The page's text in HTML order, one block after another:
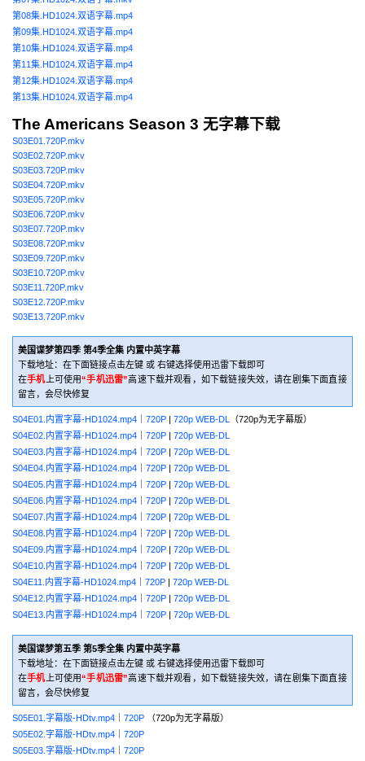
第08集.HD1024.双语字幕.mp4
第09集.HD1024.双语字幕.mp4
第10集.HD1024.双语字幕.mp4
第11集.HD1024.双语字幕.mp4
第12集.HD1024.双语字幕.mp4
第13集.HD1024.双语字幕.mp4
The Americans Season 3 无字幕下载
S03E01.720P.mkv
S03E02.720P.mkv
S03E03.720P.mkv
S03E04.720P.mkv
S03E05.720P.mkv
S03E06.720P.mkv
S03E07.720P.mkv
S03E08.720P.mkv
S03E09.720P.mkv
S03E10.720P.mkv
S03E11.720P.mkv
S03E12.720P.mkv
S03E13.720P.mkv
美国谍梦第四季 第4季全集 内置中英字幕
下载地址：在下面链接点击左键 或 右键选择使用迅雷下载即可
在手机上可使用“手机迅雷”高速下载并观看，如下载链接失效，请在剧集下面直接
留言，会尽快修复
S04E01.内置字幕-HD1024.mp4 720P | 720p WEB-DL
（720p为无字幕版）
S04E02.内置字幕-HD1024.mp4
720P | 720p WEB-DL
S04E03.内置字幕-HD1024.mp4
720P | 720p WEB-DL
S04E04.内置字幕-HD1024.mp4
720P | 720p WEB-DL
S04E05.内置字幕-HD1024.mp4
720P | 720p WEB-DL
S04E06.内置字幕-HD1024.mp4
720P | 720p WEB-DL
S04E07.内置字幕-HD1024.mp4
720P | 720p WEB-DL
S04E08.内置字幕-HD1024.mp4
720P | 720p WEB-DL
S04E09.内置字幕-HD1024.mp4
720P | 720p WEB-DL
S04E10.内置字幕-HD1024.mp4
720P | 720p WEB-DL
S04E11.内置字幕-HD1024.mp4
720P | 720p WEB-DL
S04E12.内置字幕-HD1024.mp4
720P | 720p WEB-DL
S04E13.内置字幕-HD1024.mp4
720P | 720p WEB-DL
美国谍梦第五季 第5季全集 内置中英字幕
下载地址：在下面链接点击左键 或 右键选择使用迅雷下载即可
在手机上可使用“手机迅雷”高速下载并观看，如下载链接失效，请在剧集下面直接
留言，会尽快修复
S05E01.字幕版-HDtv.mp4 720P
（720p为无字幕版）
S05E02.字幕版-HDtv.mp4
720P
S05E03.字幕版-HDtv.mp4
720P